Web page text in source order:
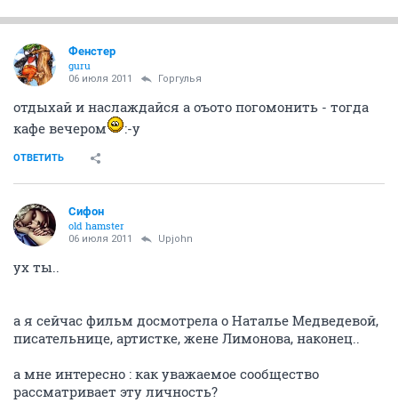
Фенстер
guru
06 июля 2011 Горгулья
отдыхай и наслаждайся а оъото погомонить - тогда
кафе вечером
:-y
ОТВЕТИТЬ
Сифон
old hamster
06 июля 2011 Upjohn
ух ты..
а я сейчас фильм досмотрела о Наталье Медведевой,
писательнице, артистке, жене Лимонова, наконец..
а мне интересно : как уважаемое сообщество
рассматривает эту личность?